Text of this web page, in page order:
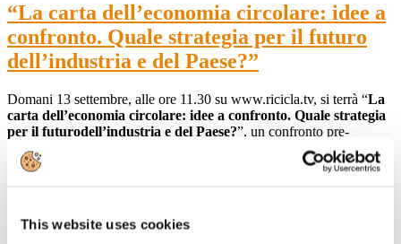
This website uses cookies
“La carta dell’economia circolare: idee a
confronto. Quale strategia per il futuro
dell’industria e del Paese?”
Domani 13 settembre, alle ore 11.30 su www.ricicla.tv, si terrà “La
carta dell’economia circolare: idee a confronto. Quale strategia
per il futurodell’industria e del Paese?”, un confronto pre-
elettorale con l’obiettivo di porre al centro del
dibattito politico l’economia circolare del Paese organizzato
Interverranno il Sen. Luca Briziarelli, candidato per la Lega al